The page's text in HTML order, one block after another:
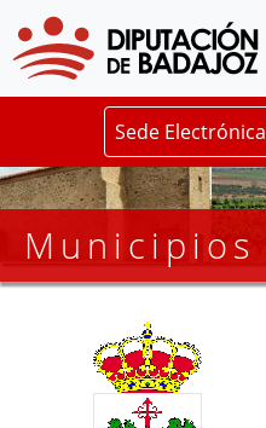
Sede Electrónica
Municipios